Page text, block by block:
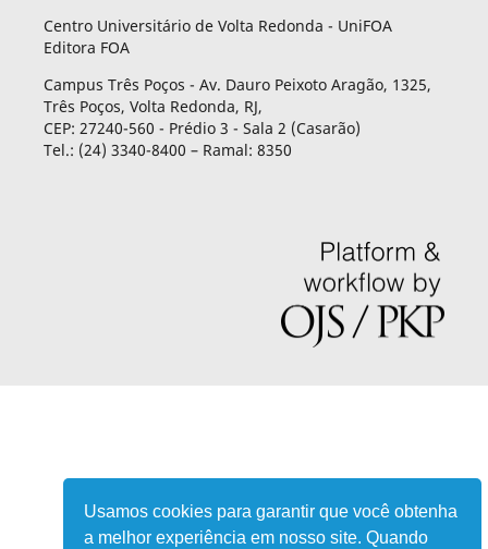
Usamos cookies para garantir que você obtenha
a melhor experiência em nosso site. Quando
Centro Universitário de Volta Redonda - UniFOA
Editora FOA
Campus Três Poços - Av. Dauro Peixoto Aragão, 1325,
Três Poços, Volta Redonda, RJ,
CEP: 27240-560 - Prédio 3 - Sala 2 (Casarão)
Tel.: (24) 3340-8400 – Ramal: 8350